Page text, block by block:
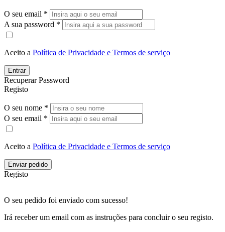
O seu email *
A sua password *
Aceito a Política de Privacidade e Termos de serviço
Entrar
Recuperar Password
Registo
O seu nome *
O seu email *
Aceito a Política de Privacidade e Termos de serviço
Enviar pedido
Registo
O seu pedido foi enviado com sucesso!
Irá receber um email com as instruções para concluir o seu registo.